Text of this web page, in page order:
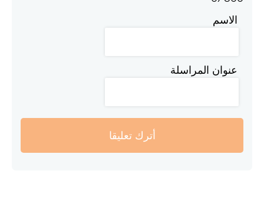
الاسم
عنوان المراسلة
أترك تعليقا